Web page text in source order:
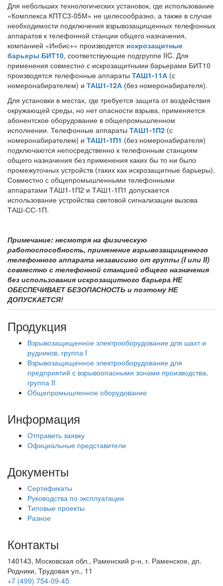
Для небольших технологических установок, где использование
«Комплекса КПТС3-05М» не целесообразно, а также в случае
необходимости подключения взрывозащищенных телефонных
аппаратов к телефонной станции общего назначения,
компанией «Инбис+» производятся искрозащитные
барьеры БИТ10, соответствующие подгруппе IIC. Для
применения совместно с искрозащитными барьерами БИТ10
производятся телефонные аппараты ТАШ1-11А (с
номеронабирателем) и ТАШ1-12А (без номеронабирателя).
Для установки в местах, где требуется защита от воздействия
окружающей среды, но нет опасности взрыва, применяется
абонентское оборудование в общепромышленном
исполнении. Телефонные аппараты ТАШ1-1П2 (с
номеронабирателем) и ТАШ1-1П1 (без номеронабирателя)
подключаются непосредственно к телефонным станциям
общего назначения без применения каких бы то ни было
промежуточных устройств (таких как искрозащитные барьеры).
Совместно с общепромышленными телефонными
аппаратами ТАШ1-1П2 и ТАШ1-1П1 допускается
использование устройства световой сигнализации вызова
ТАШ-СС-1П.
Примечание: несмотря на физическую
работоспособность, применение взрывозащищенного
телефонного аппарата независимо от группы (I или II)
совместно с телефонной станцией общего назначения
без использования искрозащитного барьера НЕ
ОБЕСПЕЧИВАЕТ БЕЗОПАСНОСТЬ и поэтому НЕ
ДОПУСКАЕТСЯ!
Продукция
Взрывозащищенное электрооборудование для шахт и
рудников, группа I
Взрывозащищенное электрооборудование для
предприятий с взрывоопасными зонами производства,
группа II
Общепромышленное оборудование
Информация
Отправить заявку
Официальные представители
Документы
Сертификаты
Руководства по эксплуатации
Типовые проекты
Разное
Контакты
140143, Московская обл., Раменский р-н, г. Раменское, дп.
Родники, Трудовая ул., 11
+7 (499) 754-09-45